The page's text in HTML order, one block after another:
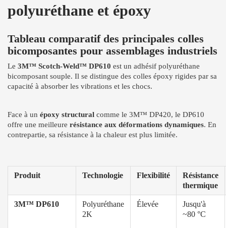
polyuréthane et époxy
Tableau comparatif des principales colles
bicomposantes pour assemblages industriels
Le 3M™ Scotch-Weld™ DP610 est un adhésif polyuréthane
bicomposant souple. Il se distingue des colles époxy rigides par sa
capacité à absorber les vibrations et les chocs.
Face à un époxy structural comme le 3M™ DP420, le DP610
offre une meilleure résistance aux déformations dynamiques. En
contrepartie, sa résistance à la chaleur est plus limitée.
Produit Technologie Flexibilité
Résistance
thermique
3M™ DP610
Polyuréthane
2K
Élevée
Jusqu'à
~80 °C